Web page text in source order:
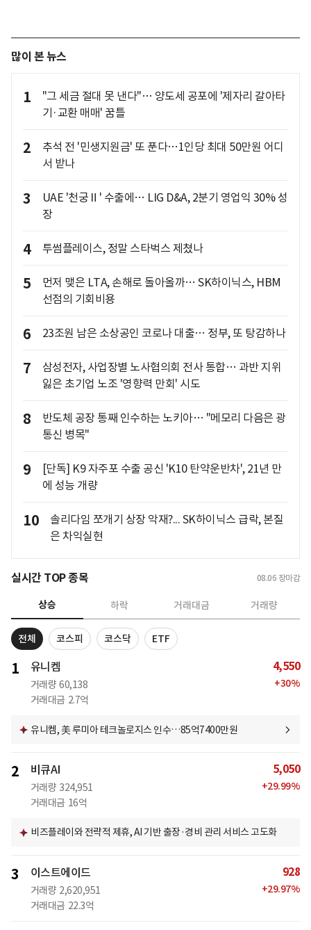
많이 본 뉴스
1
"그 세금 절대 못 낸다"… 양도세 공포에 '제자리 갈아타
기·교환 매매' 꿈틀
2
추석 전 '민생지원금' 또 푼다…1인당 최대 50만원 어디
서 받나
3
UAE '천궁Ⅱ' 수출에… LIG D&A, 2분기 영업익 30% 성
장
4 투썸플레이스, 정말 스타벅스 제쳤나
5
먼저 맺은 LTA, 손해로 돌아올까… SK하이닉스, HBM
선점의 기회비용
6 23조원 남은 소상공인 코로나 대출… 정부, 또 탕감하나
7
삼성전자, 사업장별 노사협의회 전사 통합… 과반 지위
잃은 초기업 노조 '영향력 만회' 시도
8
반도체 공장 통째 인수하는 노키아… "메모리 다음은 광
통신 병목"
9
[단독] K9 자주포 수출 공신 'K10 탄약운반차', 21년 만
에 성능 개량
10
솔리다임 쪼개기 상장 악재?... SK하이닉스 급락, 본질
은 차익실현
실시간 TOP 종목 08.06 장마감
상승 하락 거래대금 거래량
전체 코스피 코스닥 ETF
1 유니켐
거래량 60,138
거래대금 2.7억
4,550
+30%
유니켐, 美 루미아 테크놀로지스 인수…85억7400만원
2 비큐AI
거래량 324,951
거래대금 16억
5,050
+29.99%
비즈플레이와 전략적 제휴, AI 기반 출장·경비 관리 서비스 고도화
3 이스트에이드
거래량 2,620,951
거래대금 22.3억
928
+29.97%